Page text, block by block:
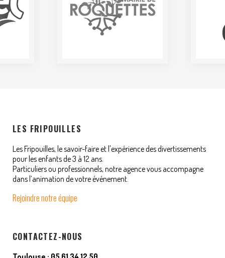
LES FRIPOUILLES
Les Fripouilles, le savoir-faire et l'expérience des divertissements
pour les enfants de 3 à 12 ans.
Particuliers ou professionnels, notre agence vous accompagne
dans l’animation de votre événement.
Rejoindre notre équipe
CONTACTEZ-NOUS